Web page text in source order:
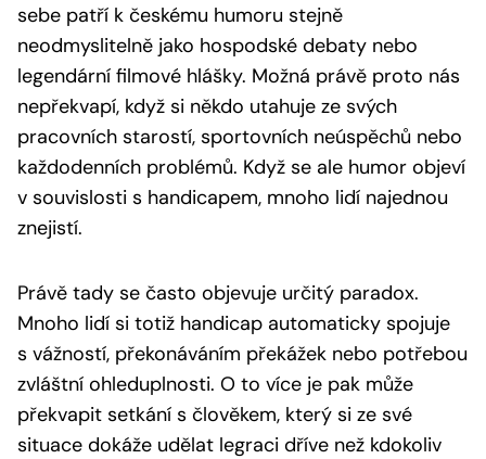
sebe patří k českému humoru stejně
neodmyslitelně jako hospodské debaty nebo
legendární filmové hlášky. Možná právě proto nás
nepřekvapí, když si někdo utahuje ze svých
pracovních starostí, sportovních neúspěchů nebo
každodenních problémů. Když se ale humor objeví
v souvislosti s handicapem, mnoho lidí najednou
znejistí.
Právě tady se často objevuje určitý paradox.
Mnoho lidí si totiž handicap automaticky spojuje
s vážností, překonáváním překážek nebo potřebou
zvláštní ohleduplnosti. O to více je pak může
překvapit setkání s člověkem, který si ze své
situace dokáže udělat legraci dříve než kdokoliv